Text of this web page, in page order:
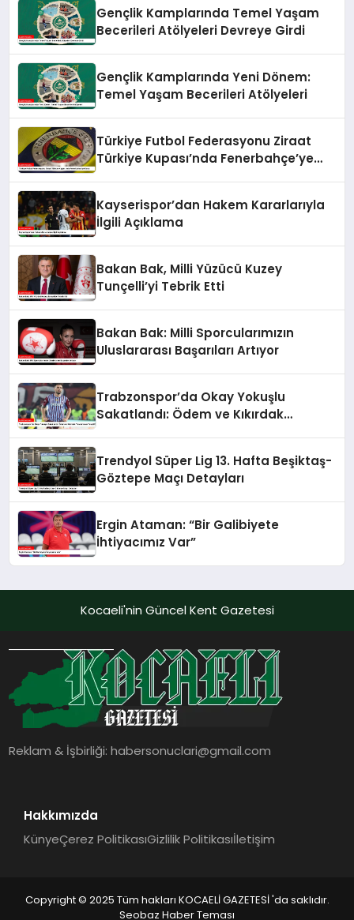
Gençlik Kamplarında Temel Yaşam
Becerileri Atölyeleri Devreye Girdi
Gençlik Kamplarında Yeni Dönem:
Temel Yaşam Becerileri Atölyeleri
Türkiye Futbol Federasyonu Ziraat
Türkiye Kupası’nda Fenerbahçe’ye
Kayserispor’dan Hakem Kararlarıyla
İlgili Açıklama
Bakan Bak, Milli Yüzücü Kuzey
Tunçelli’yi Tebrik Etti
Bakan Bak: Milli Sporcularımızın
Uluslararası Başarıları Artıyor
Trabzonspor’da Okay Yokuşlu
Sakatlandı: Ödem ve Kıkırdak
Trendyol Süper Lig 13. Hafta Beşiktaş-
Göztepe Maçı Detayları
Ergin Ataman: “Bir Galibiyete
İhtiyacımız Var”
Kocaeli'nin Güncel Kent Gazetesi
Reklam & İşbirliği:habersonuclari@gmail.com
Hakkımızda
KünyeÇerez PolitikasıGizlilik Politikasıİletişim
Copyright © 2025 Tüm hakları KOCAELİ GAZETESİ 'da saklıdır.
Seobaz Haber Teması